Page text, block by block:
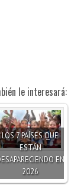
le interesará:
LOS 7 PAÍSES QUE
ESTÁN
EN
2026